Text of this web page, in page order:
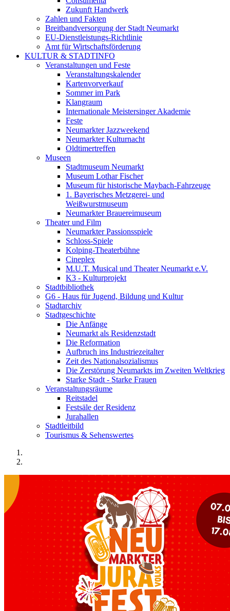
Zukunft Handwerk
Zahlen und Fakten
Breitbandversorgung der Stadt Neumarkt
EU-Dienstleistungs-Richtlinie
Amt für Wirtschaftsförderung
KULTUR & STADTINFO
Veranstaltungen und Feste
Veranstaltungskalender
Kartenvorverkauf
Sommer im Park
Klangraum
Internationale Meistersinger Akademie
Feste
Neumarkter Jazzweekend
Neumarkter Kulturnacht
Oldtimertreffen
Museen
Stadtmuseum Neumarkt
Museum Lothar Fischer
Museum für historische Maybach-Fahrzeuge
1. Bayerisches Metzgerei- und
Weißwurstmuseum
Neumarkter Brauereimuseum
Theater und Film
Neumarkter Passionsspiele
Schloss-Spiele
Kolping-Theaterbühne
Cineplex
M.U.T. Musical und Theater Neumarkt e.V.
K3 - Kulturprojekt
Stadtbibliothek
G6 - Haus für Jugend, Bildung und Kultur
Stadtarchiv
Stadtgeschichte
Die Anfänge
Neumarkt als Residenzstadt
Die Reformation
Aufbruch ins Industriezeitalter
Zeit des Nationalsozialismus
Die Zerstörung Neumarkts im Zweiten Weltkrieg
Starke Stadt - Starke Frauen
Veranstaltungsräume
Reitstadel
Festsäle der Residenz
Jurahallen
Stadtleitbild
Tourismus & Sehenswertes